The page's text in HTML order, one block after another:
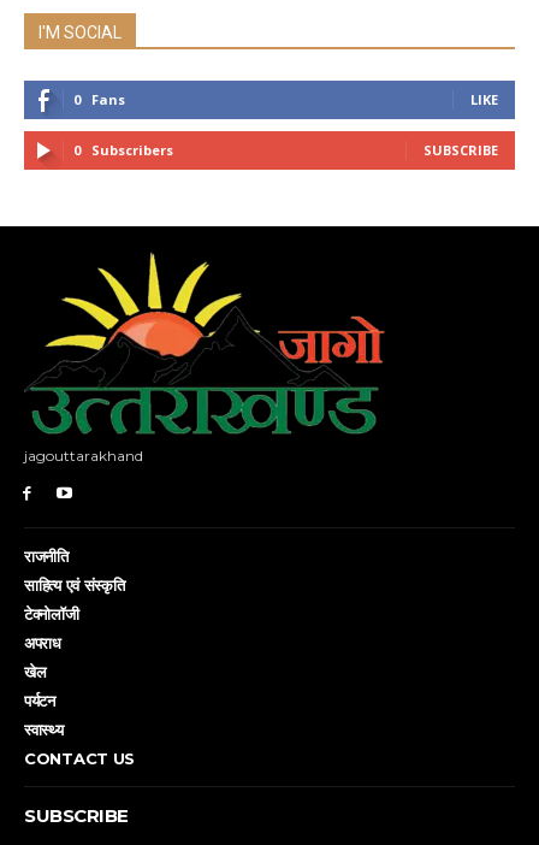
I'M SOCIAL
0 Fans LIKE
0 Subscribers SUBSCRIBE
jagouttarakhand
राजनीति
साहित्य एवं संस्कृति
टेक्नोलॉजी
अपराध
खेल
पर्यटन
स्वास्थ्य
CONTACT US
SUBSCRIBE